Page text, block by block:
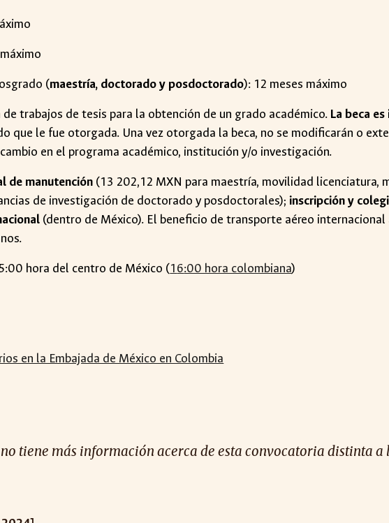
(maestría, doctorado y posdoctorado): 12 meses máximo
trabajos de tesis para la obtención de un grado académico. La beca
que le fue otorgada. Una vez otorgada la beca, no se modificarán o
en el programa académico, institución y/o investigación.
de manutención (13 202,12 MXN para maestría, movilidad licenciatura,
de investigación de doctorado y posdoctorales);inscripción y
(dentro de México). El beneficio de transporte aéreo
hora del centro de México (16:00 hora colombiana)
en la Embajada de México en Colombia
tiene más información acerca de esta convocatoria distinta a